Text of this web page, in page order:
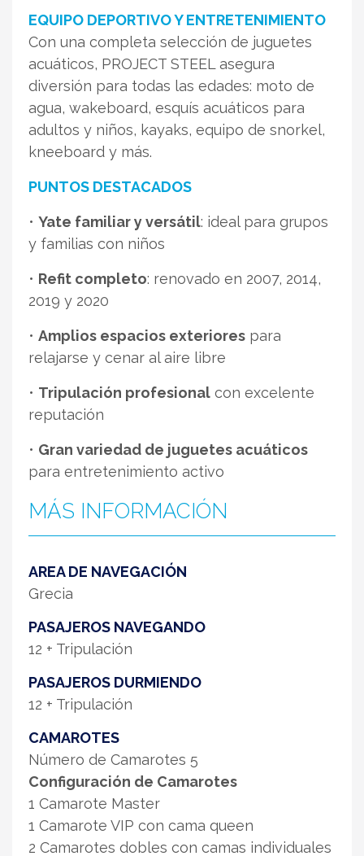
EQUIPO DEPORTIVO Y ENTRETENIMIENTO
Con una completa selección de juguetes
acuáticos, PROJECT STEEL asegura
diversión para todas las edades: moto de
agua, wakeboard, esquís acuáticos para
adultos y niños, kayaks, equipo de snorkel,
kneeboard y más.
PUNTOS DESTACADOS
• Yate familiar y versátil: ideal para grupos
y familias con niños
• Refit completo: renovado en 2007, 2014,
2019 y 2020
• Amplios espacios exteriores para
relajarse y cenar al aire libre
• Tripulación profesional con excelente
reputación
• Gran variedad de juguetes acuáticos
para entretenimiento activo
MÁS INFORMACIÓN
AREA DE NAVEGACIÓN
Grecia
PASAJEROS NAVEGANDO
12 + Tripulación
PASAJEROS DURMIENDO
12 + Tripulación
CAMAROTES
Número de Camarotes 5
Configuración de Camarotes
1 Camarote Master
1 Camarote VIP con cama queen
2 Camarotes dobles con camas individuales